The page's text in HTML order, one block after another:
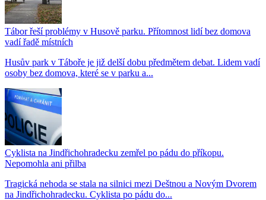
Tábor řeší problémy v Husově parku. Přítomnost lidí bez domova
vadí řadě místních
Husův park v Táboře je již delší dobu předmětem debat. Lidem vadí
osoby bez domova, které se v parku a...
Cyklista na Jindřichohradecku zemřel po pádu do příkopu.
Nepomohla ani přilba
Tragická nehoda se stala na silnici mezi Deštnou a Novým Dvorem
na Jindřichohradecku. Cyklista po pádu do...